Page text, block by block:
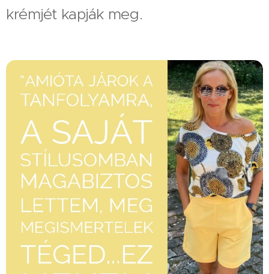
krémjét kapják meg.